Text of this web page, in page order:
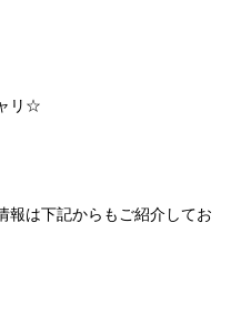
リ☆
報は下記からもご紹介してお